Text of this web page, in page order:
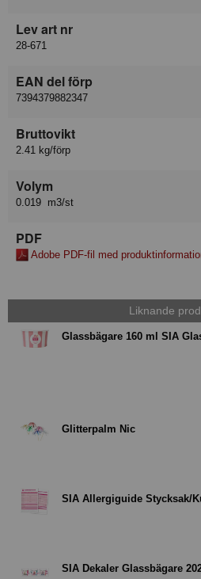
Lev art nr
28-671
EAN del förp
7394379882347
Bruttovikt
2.41 kg/förp
Volym
0.019 m3/st
PDF
Adobe PDF-fil med
Liknande
Glassbägare 160 ml SIA
Glitterpalm Nic
SIA Allergiguide Stycksak/
SIA Dekaler Glassbägare